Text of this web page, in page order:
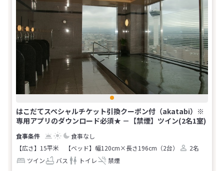
はこだてスペシャルチケット引換クーポン付（akatabi）※
専用アプリのダウンロード必須★ －【禁煙】ツイン(2名1室)
食事なし
【広さ】15平米
【ベッド】幅120cm×長さ196cm（2台）
2名
ツイン
バス トイレ 禁煙